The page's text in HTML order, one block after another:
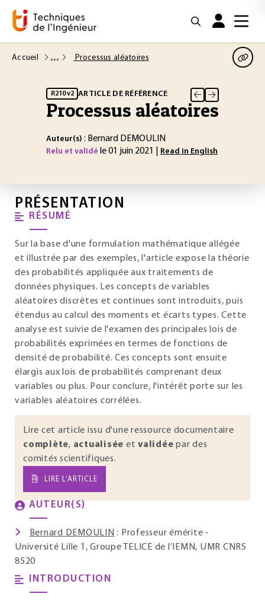
Accueil Processus aléatoires
R210 v2 ARTICLE DE RÉFÉRENCE
Processus aléatoires
Auteur(s) : Bernard DEMOULIN
Relu et validé le 01 juin 2021 | Read in English
PRÉSENTATION
RÉSUMÉ
Sur la base d'une formulation mathématique allégée
et illustrée par des exemples, l'article expose la théorie
des probabilités appliquée aux traitements de
données physiques. Les concepts de variables
aléatoires discrètes et continues sont introduits, puis
étendus au calcul des moments et écarts types. Cette
analyse est suivie de l'examen des principales lois de
probabilités exprimées en termes de fonctions de
densité de probabilité. Ces concepts sont ensuite
élargis aux lois de probabilités comprenant deux
variables ou plus. Pour conclure, l'intérêt porte sur les
variables aléatoires corrélées.
Lire cet article issu d'une ressource documentaire
complète, actualisée et validée par des
comités scientifiques.
LIRE L’ARTICLE
AUTEUR(S)
Bernard DEMOULIN : Professeur émérite -
Université Lille 1, Groupe TELICE de l’IEMN, UMR CNRS
8520
INTRODUCTION